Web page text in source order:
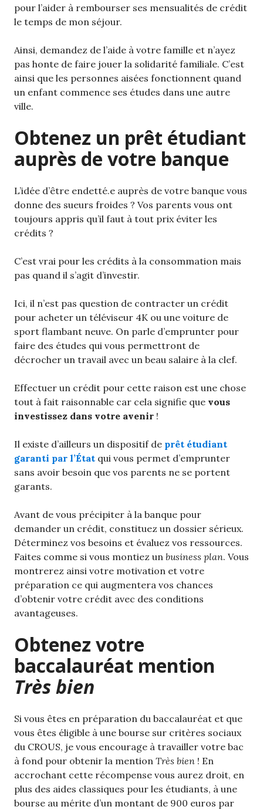
pour l’aider à rembourser ses mensualités de crédit
le temps de mon séjour.
Ainsi, demandez de l’aide à votre famille et n’ayez
pas honte de faire jouer la solidarité familiale. C’est
ainsi que les personnes aisées fonctionnent quand
un enfant commence ses études dans une autre
ville.
Obtenez un prêt étudiant
auprès de votre banque
L’idée d’être endetté.e auprès de votre banque vous
donne des sueurs froides ? Vos parents vous ont
toujours appris qu’il faut à tout prix éviter les
crédits ?
C’est vrai pour les crédits à la consommation mais
pas quand il s’agit d’investir.
Ici, il n’est pas question de contracter un crédit
pour acheter un téléviseur 4K ou une voiture de
sport flambant neuve. On parle d’emprunter pour
faire des études qui vous permettront de
décrocher un travail avec un beau salaire à la clef.
Effectuer un crédit pour cette raison est une chose
tout à fait raisonnable car cela signifie que vous
investissez dans votre avenir !
Il existe d’ailleurs un dispositif de prêt étudiant
garanti par l’État qui vous permet d’emprunter
sans avoir besoin que vos parents ne se portent
garants.
Avant de vous précipiter à la banque pour
demander un crédit, constituez un dossier sérieux.
Déterminez vos besoins et évaluez vos ressources.
Faites comme si vous montiez un business plan. Vous
montrerez ainsi votre motivation et votre
préparation ce qui augmentera vos chances
d’obtenir votre crédit avec des conditions
avantageuses.
Obtenez votre
baccalauréat mention
Très bien
Si vous êtes en préparation du baccalauréat et que
vous êtes éligible à une bourse sur critères sociaux
du CROUS, je vous encourage à travailler votre bac
à fond pour obtenir la mention Très bien ! En
accrochant cette récompense vous aurez droit, en
plus des aides classiques pour les étudiants, à une
bourse au mérite d’un montant de 900 euros par